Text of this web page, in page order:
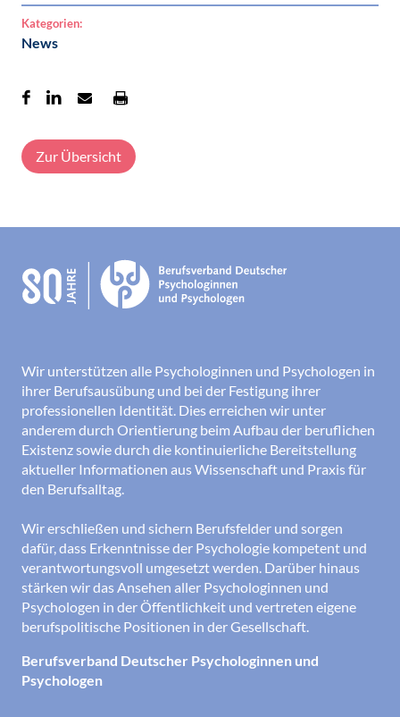
Kategorien:
News
Zur Übersicht
Wir unterstützen alle Psychologinnen und Psychologen in
ihrer Berufsausübung und bei der Festigung ihrer
professionellen Identität. Dies erreichen wir unter
anderem durch Orientierung beim Aufbau der beruflichen
Existenz sowie durch die kontinuierliche Bereitstellung
aktueller Informationen aus Wissenschaft und Praxis für
den Berufsalltag.
Wir erschließen und sichern Berufsfelder und sorgen
dafür, dass Erkenntnisse der Psychologie kompetent und
verantwortungsvoll umgesetzt werden. Darüber hinaus
stärken wir das Ansehen aller Psychologinnen und
Psychologen in der Öffentlichkeit und vertreten eigene
berufspolitische Positionen in der Gesellschaft.
Berufsverband Deutscher Psychologinnen und
Psychologen